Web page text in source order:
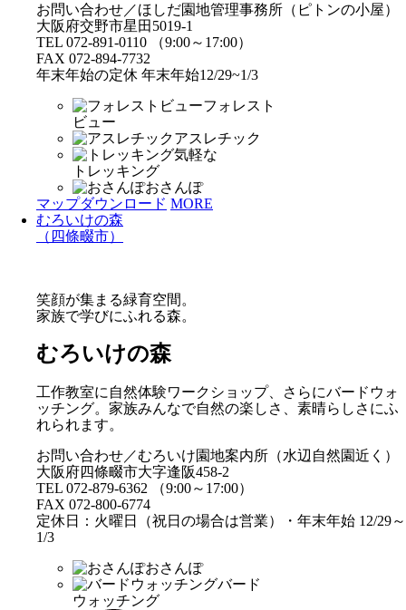
お問い合わせ／ほしだ園地管理事務所（ピトンの小屋）
大阪府交野市星田5019-1
TEL 072-891-0110 （9:00～17:00）
FAX 072-894-7732
年末年始の定休 年末年始12/29~1/3
フォレスト
ビュー
アスレチック
気軽な
トレッキング
おさんぽ
マップダウンロード MORE
むろいけの森
（四條畷市）
笑顔が集まる緑育空間。
家族で学びにふれる森。
むろいけの森
工作教室に自然体験ワークショップ、さらにバードウォ
ッチング。家族みんなで自然の楽しさ、素晴らしさにふ
れられます。
お問い合わせ／むろいけ園地案内所（水辺自然園近く）
大阪府四條畷市大字逢阪458-2
TEL 072-879-6362 （9:00～17:00）
FAX 072-800-6774
定休日：火曜日（祝日の場合は営業）・年末年始 12/29～
1/3
おさんぽ
バード
ウォッチング